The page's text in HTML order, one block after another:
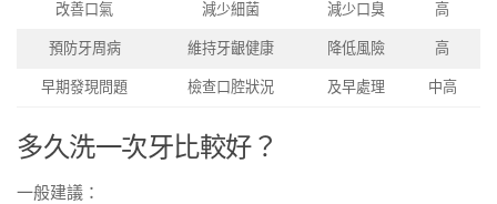
改善口氣 減少細菌 減少口臭 高
預防牙周病 維持牙齦健康 降低風險 高
早期發現問題 檢查口腔狀況 及早處理 中高
多久洗一次牙比較好？
一般建議：